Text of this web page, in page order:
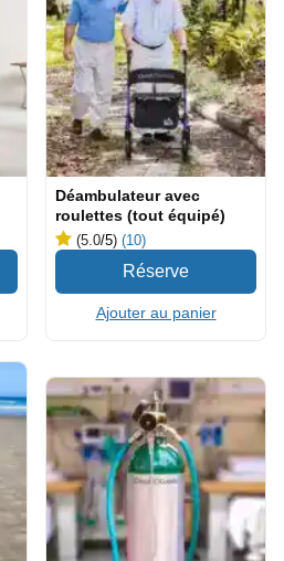
Déambulateur avec
roulettes (tout équipé)
(5.0/5) (10)
Ajouter au panier